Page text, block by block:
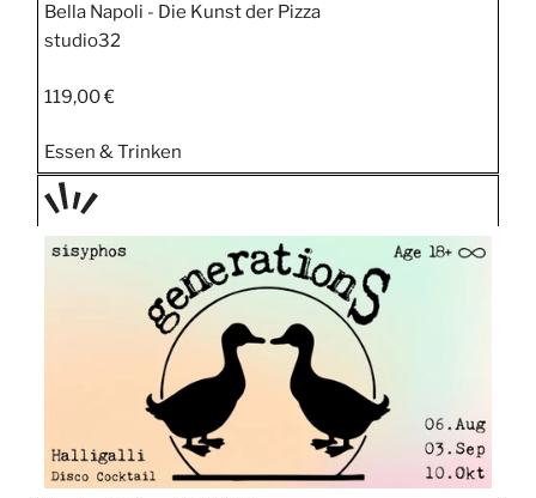
Bella Napoli - Die Kunst der Pizza
studio32
119,00 €
Essen & Trinken
TAGE
STIPP